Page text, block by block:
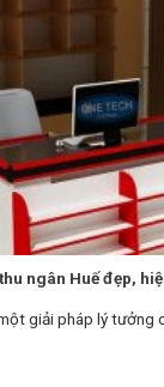
ngân Huế đẹp,
giải pháp lý tưởng